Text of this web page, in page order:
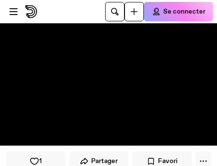
Passer au player
Passer au contenu principal
Se connecter
1 Partager Favori